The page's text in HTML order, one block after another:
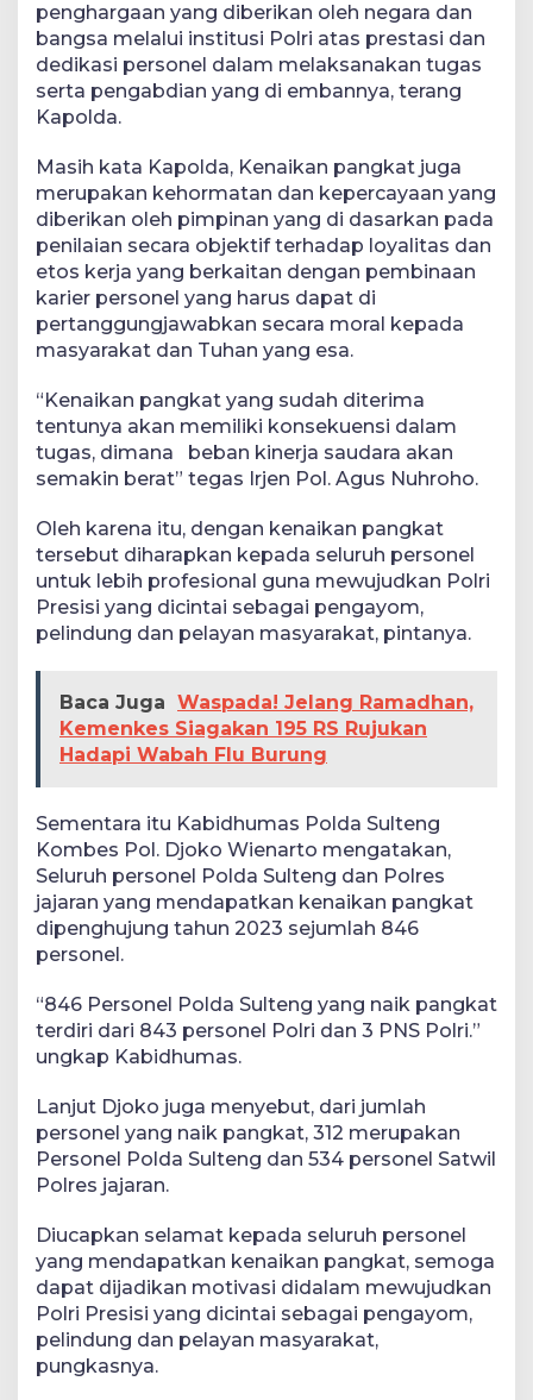
penghargaan yang diberikan oleh negara dan
bangsa melalui institusi Polri atas prestasi dan
dedikasi personel dalam melaksanakan tugas
serta pengabdian yang di embannya, terang
Kapolda.
Masih kata Kapolda, Kenaikan pangkat juga
merupakan kehormatan dan kepercayaan yang
diberikan oleh pimpinan yang di dasarkan pada
penilaian secara objektif terhadap loyalitas dan
etos kerja yang berkaitan dengan pembinaan
karier personel yang harus dapat di
pertanggungjawabkan secara moral kepada
masyarakat dan Tuhan yang esa.
“Kenaikan pangkat yang sudah diterima
tentunya akan memiliki konsekuensi dalam
tugas, dimana beban kinerja saudara akan
semakin berat” tegas Irjen Pol. Agus Nuhroho.
Oleh karena itu, dengan kenaikan pangkat
tersebut diharapkan kepada seluruh personel
untuk lebih profesional guna mewujudkan Polri
Presisi yang dicintai sebagai pengayom,
pelindung dan pelayan masyarakat, pintanya.
Baca Juga Waspada! Jelang Ramadhan,
Kemenkes Siagakan 195 RS Rujukan
Hadapi Wabah Flu Burung
Sementara itu Kabidhumas Polda Sulteng
Kombes Pol. Djoko Wienarto mengatakan,
Seluruh personel Polda Sulteng dan Polres
jajaran yang mendapatkan kenaikan pangkat
dipenghujung tahun 2023 sejumlah 846
personel.
“846 Personel Polda Sulteng yang naik pangkat
terdiri dari 843 personel Polri dan 3 PNS Polri.”
ungkap Kabidhumas.
Lanjut Djoko juga menyebut, dari jumlah
personel yang naik pangkat, 312 merupakan
Personel Polda Sulteng dan 534 personel Satwil
Polres jajaran.
Diucapkan selamat kepada seluruh personel
yang mendapatkan kenaikan pangkat, semoga
dapat dijadikan motivasi didalam mewujudkan
Polri Presisi yang dicintai sebagai pengayom,
pelindung dan pelayan masyarakat,
pungkasnya.